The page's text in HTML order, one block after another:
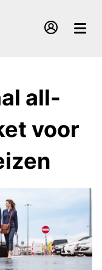
all-
voor